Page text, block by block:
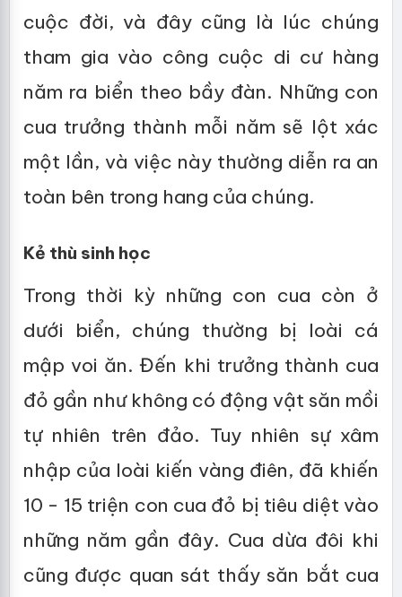
cuộc đời, và đây cũng là lúc chúng
tham gia vào công cuộc di cư hàng
năm ra biển theo bầy đàn. Những con
cua trưởng thành mỗi năm sẽ lột xác
một lần, và việc này thường diễn ra an
toàn bên trong hang của chúng.
Kẻ thù sinh học
Trong thời kỳ những con cua còn ở
dưới biển, chúng thường bị loài cá
mập voi ăn. Đến khi trưởng thành cua
đỏ gần như không có động vật săn mồi
tự nhiên trên đảo. Tuy nhiên sự xâm
nhập của loài kiến vàng điên, đã khiến
10 - 15 triện con cua đỏ bị tiêu diệt vào
những năm gần đây. Cua dừa đôi khi
cũng được quan sát thấy săn bắt cua